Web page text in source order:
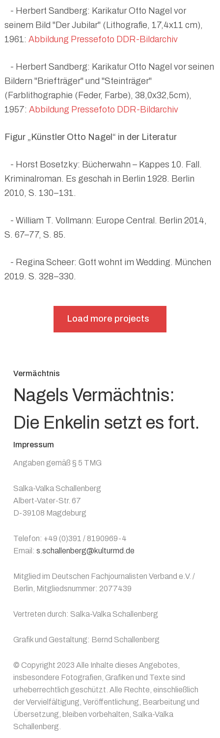
- Herbert Sandberg: Karikatur Otto Nagel vor
seinem Bild "Der Jubilar" (Lithografie, 17,4x11 cm),
1961: Abbildung Pressefoto DDR-Bildarchiv
- Herbert Sandberg: Karikatur Otto Nagel vor seinen
Bildern "Briefträger" und "Steinträger"
(Farblithographie (Feder, Farbe), 38,0x32,5cm),
1957: Abbildung Pressefoto DDR-Bildarchiv
Figur „Künstler Otto Nagel“ in der Literatur
- Horst Bosetzky: Bücherwahn – Kappes 10. Fall.
Kriminalroman. Es geschah in Berlin 1928. Berlin
2010, S. 130–131.
- William T. Vollmann: Europe Central. Berlin 2014,
S. 67–77, S. 85.
- Regina Scheer: Gott wohnt im Wedding. München
2019. S. 328–330.
Load more projects
Vermächtnis
Nagels Vermächtnis:
Die Enkelin setzt es fort.
Impressum
Angaben gemäß § 5 TMG
Salka-Valka Schallenberg
Albert-Vater-Str. 67
D-39108 Magdeburg
Telefon: +49 (0)391 / 8190969-4
Email: s.schallenberg@kulturmd.de
Mitglied im Deutschen Fachjournalisten Verband e.V. /
Berlin, Mitgliedsnummer: 2077439
Vertreten durch: Salka-Valka Schallenberg
Grafik und Gestaltung: Bernd Schallenberg
© Copyright 2023 Alle Inhalte dieses Angebotes,
insbesondere Fotografien, Grafiken und Texte sind
urheberrechtlich geschützt. Alle Rechte, einschließlich
der Vervielfältigung, Veröffentlichung, Bearbeitung und
Übersetzung, bleiben vorbehalten, Salka-Valka
Schallenberg.